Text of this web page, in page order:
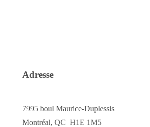
Adresse
7995 boul Maurice-Duplessis
Montréal, QC H1E 1M5